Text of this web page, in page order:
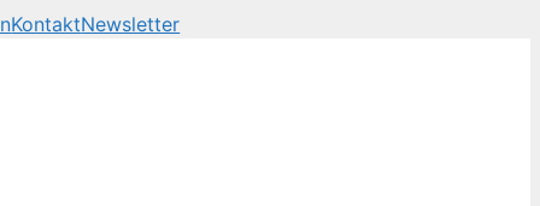
KontaktNewsletter